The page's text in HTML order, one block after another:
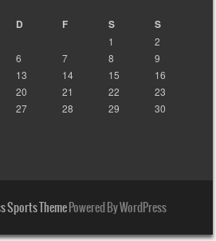
D F S S
1
2
6 7 8
9
13 14 15
16
20 21 22
23
27 28 29
30
Sports ThemePowered By WordPress